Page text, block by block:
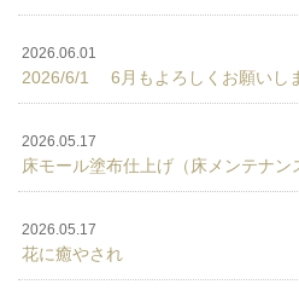
2026.06.01
2026/6/1 6月もよろしくお願いし
2026.05.17
床モール塗布仕上げ（床メンテナン
2026.05.17
花に癒やされ